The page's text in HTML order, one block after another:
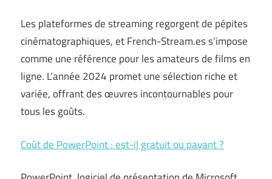
Les plateformes de streaming regorgent de pépites
cinématographiques, et French-Stream.es s’impose
comme une référence pour les amateurs de films en
ligne. L’année 2024 promet une sélection riche et
variée, offrant des œuvres incontournables pour
tous les goûts.
Coût de PowerPoint : est-il gratuit ou payant ?